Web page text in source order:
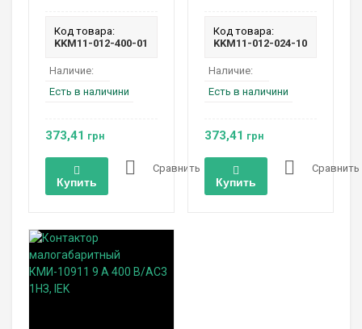
Код товара:
KKM11-012-400-01
Наличие:
Есть в наличини
373,41 грн
Купить
Сравнить
Код товара:
KKM11-012-024-10
Наличие:
Есть в наличини
373,41 грн
Купить
Сравнить